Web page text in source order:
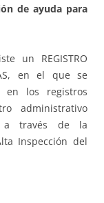
de ayuda para
un REGISTRO
en el que se
en los registros
administrativo
a través de la
Inspección del